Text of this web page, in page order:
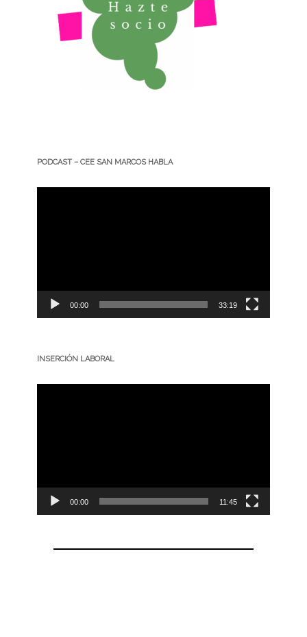
PODCAST – CEE SAN MARCOS HABLA
Reproductor
00:00 33:19
INSERCIÓN LABORAL
00:00 11:45